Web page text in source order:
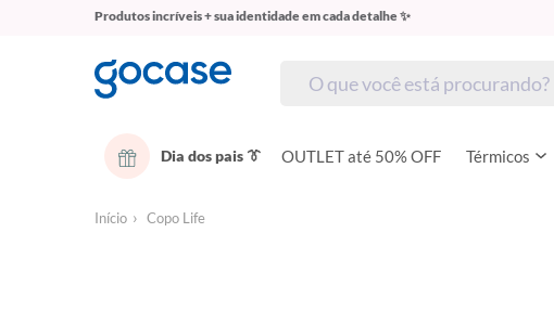
Produtos incríveis + sua identidade em cada detalhe ✨
Dia dos pais 👔 OUTLET até 50% OFF Térmicos
Início Copo Life